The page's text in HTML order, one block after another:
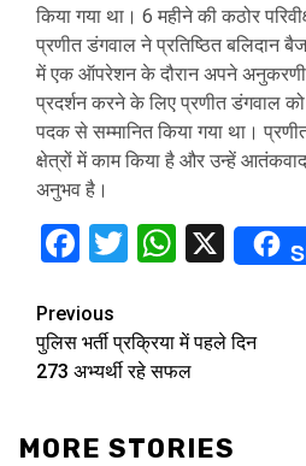
किया गया था। 6 महीने की कठोर
प्रणीत डंगवाल ने प्रतिष्ठित बलिदान
में एक ऑपरेशन के दौरान अपने
प्रदर्शन करने के लिए प्रणीत डंगवाल
पदक से सम्मानित किया गया था।
क्षेत्रों में काम किया है और उन्हें
अनुभव है।
Facebook
TwitterX
Continue
Reading
Previous
पुलिस भर्ती प्रक्रिया में पहले दिन
273 अभ्यर्थी रहे सफल
MORE STORIES